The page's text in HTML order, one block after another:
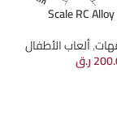
,ألعاب الأطفال
ر.ق